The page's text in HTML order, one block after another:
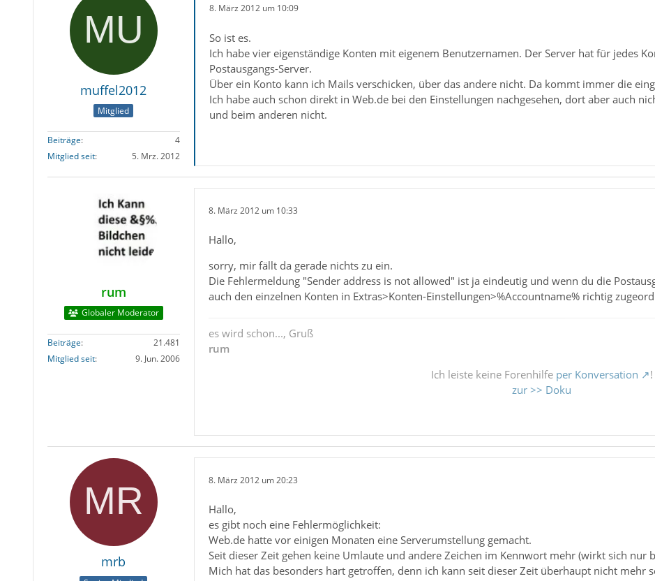
muffel2012
Mitglied
Beiträge
4
Mitglied seit
5. Mrz. 2012
8. März 2012 um 10:09
So ist es.
Ich habe vier eigenständige Konten mit eigenem Benutzernamen. Der Server hat für jedes
Postausgangs-Server.
Über ein Konto kann ich Mails verschicken, über das andere nicht. Da kommt immer die
Ich habe auch schon direkt in Web.de bei den Einstellungen nachgesehen, dort aber auch
und beim anderen nicht.
rum
Globaler Moderator
Beiträge
21.481
Mitglied seit
9. Jun. 2006
8. März 2012 um 10:33
Hallo,
sorry, mir fällt da gerade nichts zu ein.
Die Fehlermeldung "Sender address is not allowed" ist ja eindeutig und wenn du die
auch den einzelnen Konten in Extras>Konten-Einstellungen>%Accountname% richtig
es wird schon..., Gruß
rum
Ich leiste keine Forenhilfe per Konversation
!
zur >> Doku
mrb
8. März 2012 um 20:23
Hallo,
es gibt noch eine Fehlermöglichkeit:
Web.de hatte vor einigen Monaten eine Serverumstellung gemacht.
Seit dieser Zeit gehen keine Umlaute und andere Zeichen im Kennwort mehr (wirkt sich nur
Mich hat das besonders hart getroffen, denn ich kann seit dieser Zeit überhaupt nicht mehr